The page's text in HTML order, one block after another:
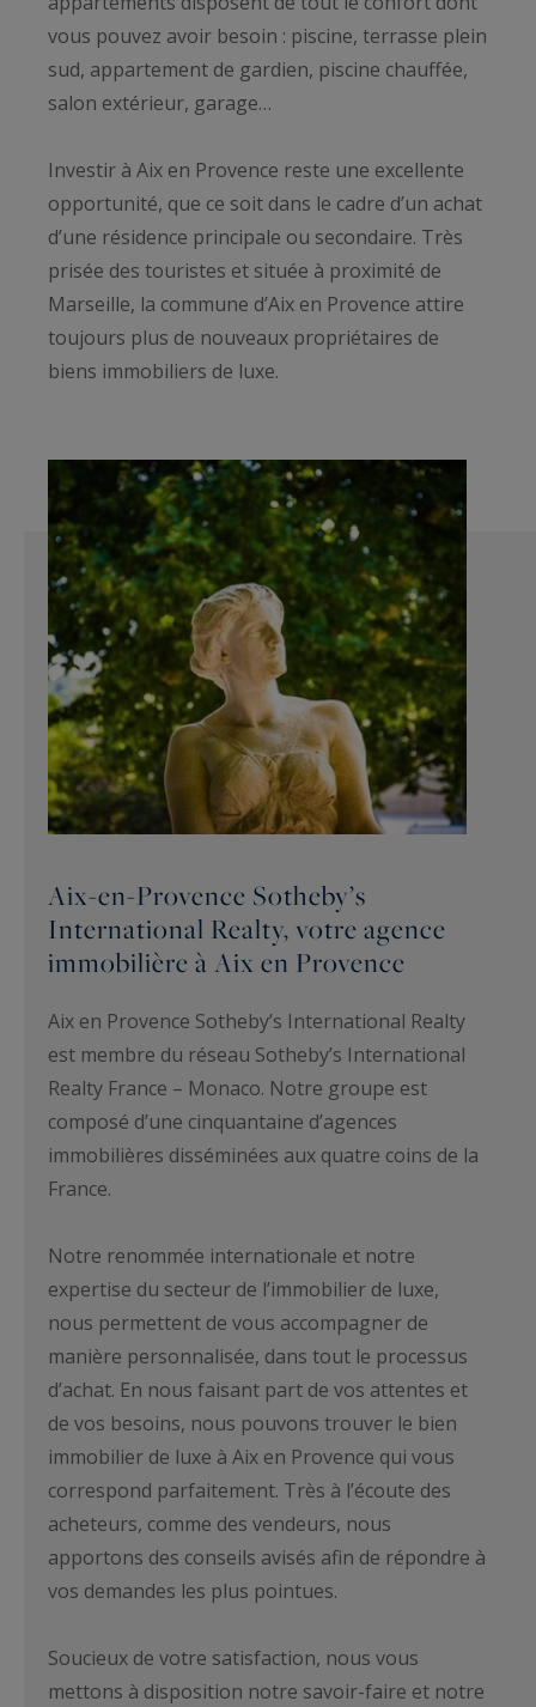
vous pouvez avoir besoin : piscine, terrasse plein
sud, appartement de gardien, piscine chauffée,
salon extérieur, garage…
Investir à Aix en Provence reste une excellente
opportunité, que ce soit dans le cadre d’un achat
d’une résidence principale ou secondaire. Très
prisée des touristes et située à proximité de
Marseille, la commune d’Aix en Provence attire
toujours plus de nouveaux propriétaires de
biens immobiliers de luxe.
Aix-en-Provence Sotheby’s
International Realty, votre agence
immobilière à Aix en Provence
Aix en Provence Sotheby’s International Realty
est membre du réseau Sotheby’s International
Realty France – Monaco. Notre groupe est
composé d’une cinquantaine d’agences
immobilières disséminées aux quatre coins de la
France.
Notre renommée internationale et notre
expertise du secteur de l’immobilier de luxe,
nous permettent de vous accompagner de
manière personnalisée, dans tout le processus
d’achat. En nous faisant part de vos attentes et
de vos besoins, nous pouvons trouver le bien
immobilier de luxe à Aix en Provence qui vous
correspond parfaitement. Très à l’écoute des
acheteurs, comme des vendeurs, nous
apportons des conseils avisés afin de répondre à
vos demandes les plus pointues.
Soucieux de votre satisfaction, nous vous
mettons à disposition notre savoir-faire et notre